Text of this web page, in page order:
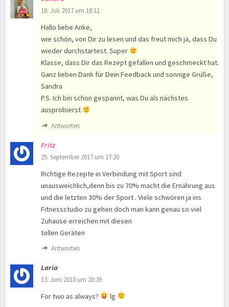
18. Juli 2017 um 18:11
Hallo liebe Anke,
wie schön, von Dir zu lesen und das freut mich ja, dass Du
wieder durchstartest. Super
Klasse, dass Dir das Rezept gefallen und geschmeckt hat.
Ganz lieben Dank für Dein Feedback und sonnige Grüße,
Sandra
P.S. Ich bin schon gespannt, was Du als nächstes
ausprobierst
Antworten
Fritz
25. September 2017 um 17:20
Richtige Rezepte in Verbindung mit Sport sind
unausweichlich,denn bis zu 70% macht die Ernährung aus
und die letzten 30% der Sport . Viele schwören ja ins
Fitnessstudio zu gehen doch man kann genau so viel
Zuhause erreichen mit diesen
tollen Geräten
Antworten
Laria
13. Juni 2018 um 20:39
For two as always? lg